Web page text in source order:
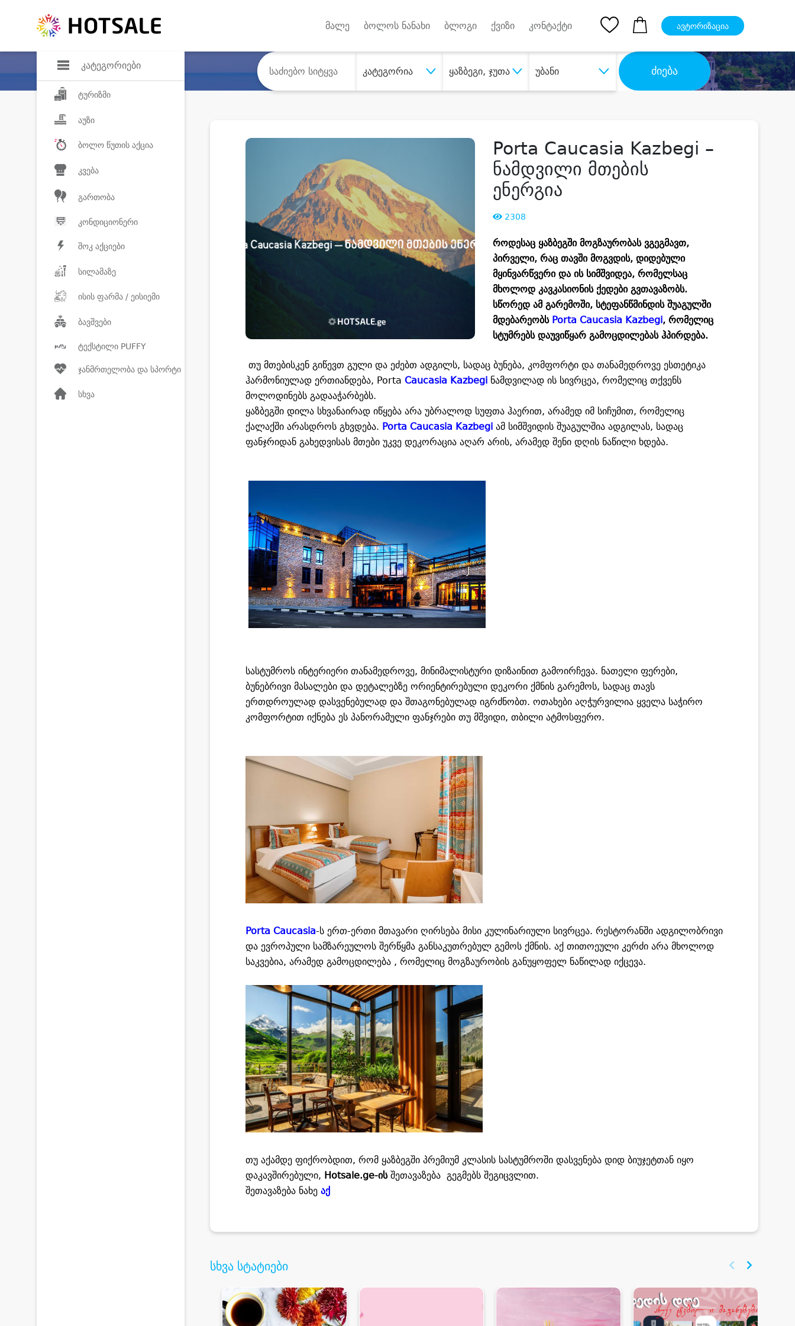
კატეგორიები
ტურიზმი
აუზი
ბოლო წუთის აქცია
კვება
გართობა
კონდიციონერი
შოკ აქციები
სილამაზე
ისის ფარმა / ეისიემი
ბავშვები
ტექსტილი PUFFY
ჯანმრთელობა და სპორტი
სხვა
მალე ბოლოს ნანახი ბლოგი ქვიზი კონტაქტი ავტორიზაცია
კატეგორია ყაზბეგი, ჯუთა უბანი ძიება
Porta Caucasia Kazbegi –
ნამდვილი მთების
ენერგია
2308
როდესაც ყაზბეგში მოგზაურობას ვგეგმავთ,
პირველი, რაც თავში მოგვდის, დიდებული
მყინვარწვერი და ის სიმშვიდეა, რომელსაც
მხოლოდ კავკასიონის ქედები გვთავაზობს.
სწორედ ამ გარემოში, სტეფანწმინდის შუაგულში
მდებარეობს Porta Caucasia Kazbegi, რომელიც
სტუმრებს დაუვიწყარ გამოცდილებას ჰპირდება.
თუ მთებისკენ გიწევთ გული და ეძებთ ადგილს, სადაც ბუნება, კომფორტი და თანამედროვე ესთეტიკა
ჰარმონიულად ერთიანდება, Porta Caucasia Kazbegiნამდვილად ის სივრცეა, რომელიც თქვენს
მოლოდინებს გადააჭარბებს.
ყაზბეგში დილა სხვანაირად იწყება არა უბრალოდ სუფთა ჰაერით, არამედ იმ სიჩუმით, რომელიც
ქალაქში არასდროს გხვდება. Porta Caucasia Kazbegiამ სიმშვიდის შუაგულშია ადგილას, სადაც
ფანჯრიდან გახედვისას მთები უკვე დეკორაცია აღარ არის, არამედ შენი დღის ნაწილი ხდება.
სასტუმროს ინტერიერი თანამედროვე, მინიმალისტური დიზაინით გამოირჩევა. ნათელი ფერები,
ბუნებრივი მასალები და დეტალებზე ორიენტირებული დეკორი ქმნის გარემოს, სადაც თავს
ერთდროულად დასვენებულად და შთაგონებულად იგრძნობთ. ოთახები აღჭურვილია ყველა საჭირო
კომფორტით იქნება ეს პანორამული ფანჯრები თუ მშვიდი, თბილი ატმოსფერო.
Porta Caucasia-ს ერთ-ერთი მთავარი ღირსება მისი კულინარიული სივრცეა. რესტორანში ადგილობრივი
და ევროპული სამზარეულოს შერწყმა განსაკუთრებულ გემოს ქმნის. აქ თითოეული კერძი არა მხოლოდ
საკვებია, არამედ გამოცდილება , რომელიც მოგზაურობის განუყოფელ ნაწილად იქცევა.
თუ აქამდე ფიქრობდით, რომ ყაზბეგში პრემიუმ კლასის სასტუმროში დასვენება დიდ ბიუჯეტთან იყო
დაკავშირებული, Hotsale.ge-ისშეთავაზება გეგმებს შეგიცვლით.
შეთავაზება ნახე აქ
სხვა სტატიები